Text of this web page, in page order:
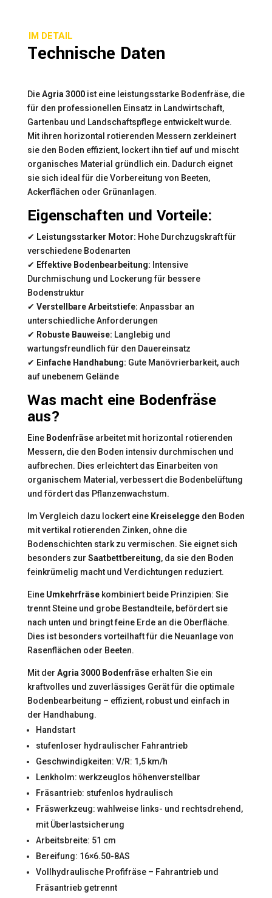
IM DETAIL
Technische Daten
DieAgria 3000ist eine leistungsstarke Bodenfräse, die
für den professionellen Einsatz in Landwirtschaft,
Gartenbau und Landschaftspflege entwickelt wurde.
Mit ihren horizontal rotierenden Messern zerkleinert
sie den Boden effizient, lockert ihn tief auf und mischt
organisches Material gründlich ein. Dadurch eignet
sie sich ideal für die Vorbereitung von Beeten,
Ackerflächen oder Grünanlagen.
Eigenschaften und Vorteile:
✔ Leistungsstarker Motor: Hohe Durchzugskraft für
verschiedene Bodenarten
✔ Effektive Bodenbearbeitung: Intensive
Durchmischung und Lockerung für bessere
Bodenstruktur
✔ Verstellbare Arbeitstiefe: Anpassbar an
unterschiedliche Anforderungen
✔ Robuste Bauweise: Langlebig und
wartungsfreundlich für den Dauereinsatz
✔ Einfache Handhabung: Gute Manövrierbarkeit, auch
auf unebenem Gelände
Was macht eine Bodenfräse
aus?
Eine Bodenfräsearbeitet mit horizontal rotierenden
Messern, die den Boden intensiv durchmischen und
aufbrechen. Dies erleichtert das Einarbeiten von
organischem Material, verbessert die Bodenbelüftung
und fördert das Pflanzenwachstum.
Im Vergleich dazu lockert eine Kreiseleggeden Boden
mit vertikal rotierenden Zinken, ohne die
Bodenschichten stark zu vermischen. Sie eignet sich
besonders zur Saatbettbereitung, da sie den Boden
feinkrümelig macht und Verdichtungen reduziert.
Eine Umkehrfräsekombiniert beide Prinzipien: Sie
trennt Steine und grobe Bestandteile, befördert sie
nach unten und bringt feine Erde an die Oberfläche.
Dies ist besonders vorteilhaft für die Neuanlage von
Rasenflächen oder Beeten.
Mit der Agria 3000 Bodenfräseerhalten Sie ein
kraftvolles und zuverlässiges Gerät für die optimale
Bodenbearbeitung – effizient, robust und einfach in
der Handhabung.
Handstart
stufenloser hydraulischer Fahrantrieb
Geschwindigkeiten: V/R: 1,5 km/h
Lenkholm: werkzeuglos höhenverstellbar
Fräsantrieb: stufenlos hydraulisch
Fräswerkzeug: wahlweise links- und rechtsdrehend,
mit Überlastsicherung
Arbeitsbreite: 51 cm
Bereifung: 16×6.50-8AS
Vollhydraulische Profifräse – Fahrantrieb und
Fräsantrieb getrennt